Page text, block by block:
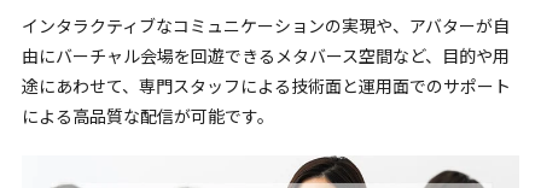
インタラクティブなコミュニケーションの実現や、アバターが自
由にバーチャル会場を回遊できるメタバース空間など、目的や用
途にあわせて、専門スタッフによる技術面と運用面でのサポート
による高品質な配信が可能です。